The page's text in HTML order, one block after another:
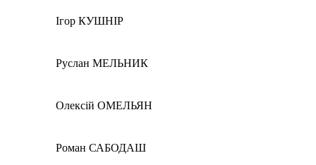
Ігор КУШНІР
Руслан МЕЛЬНИК
Олексій ОМЕЛЬЯН
Роман САБОДАШ